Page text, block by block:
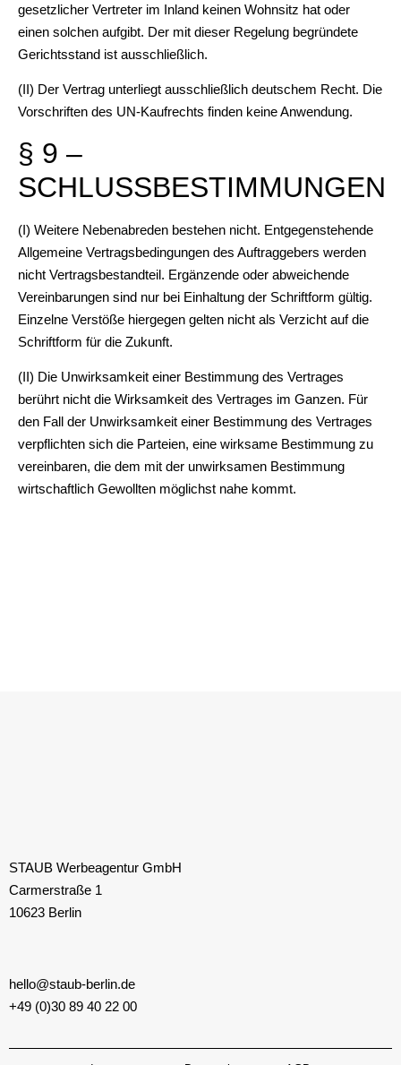
gesetzlicher Vertreter im Inland keinen Wohnsitz hat oder
einen solchen aufgibt. Der mit dieser Regelung begründete
Gerichtsstand ist ausschließlich.
(II) Der Vertrag unterliegt ausschließlich deutschem Recht. Die
Vorschriften des UN-Kaufrechts finden keine Anwendung.
§ 9 –
SCHLUSSBESTIMMUNGEN
(I) Weitere Nebenabreden bestehen nicht. Entgegenstehende
Allgemeine Vertragsbedingungen des Auftraggebers werden
nicht Vertragsbestandteil. Ergänzende oder abweichende
Vereinbarungen sind nur bei Einhaltung der Schriftform gültig.
Einzelne Verstöße hiergegen gelten nicht als Verzicht auf die
Schriftform für die Zukunft.
(II) Die Unwirksamkeit einer Bestimmung des Vertrages
berührt nicht die Wirksamkeit des Vertrages im Ganzen. Für
den Fall der Unwirksamkeit einer Bestimmung des Vertrages
verpflichten sich die Parteien, eine wirksame Bestimmung zu
vereinbaren, die dem mit der unwirksamen Bestimmung
wirtschaftlich Gewollten möglichst nahe kommt.
STAUB Werbeagentur GmbH
Carmerstraße 1
10623 Berlin
hello@staub-berlin.de
+49 (0)30 89 40 22 00